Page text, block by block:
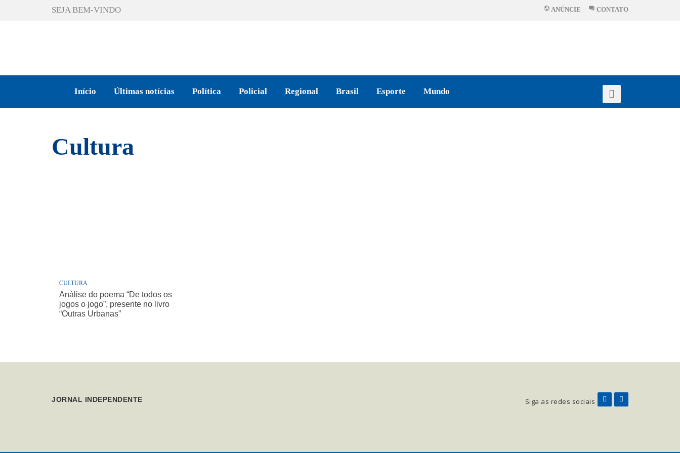
SEJA BEM-VINDO ANÚNCIE CONTATO
Início Últimas notícias Política Policial Regional Brasil Esporte Mundo
Cultura
CULTURA
Análise do poema “De todos os
jogos o jogo”, presente no livro
“Outras Urbanas”
JORNAL INDEPENDENTE Siga as redes sociais